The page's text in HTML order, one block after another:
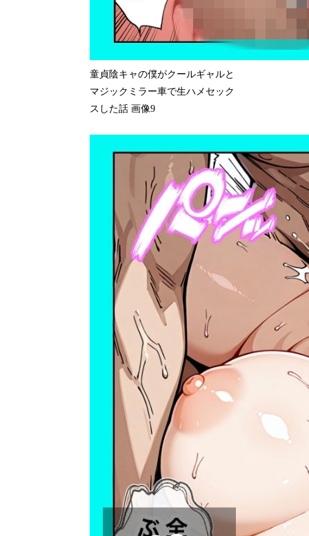
童貞陰キャの僕がクールギャルと
マジックミラー車で生ハメセック
スした話 画像9